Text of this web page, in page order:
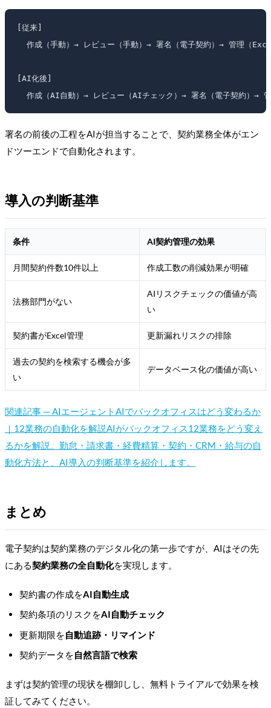
[従来]
作成（手動）→ レビュー（手動）→ 署名（電子契約）→ 管理（
[AI化後]
署名の前後の工程をAIが担当することで、契約業務全体がエン
ドツーエンドで自動化されます。
導入の判断基準
条件 AI契約管理の効果
月間契約件数10件以上 作成工数の削減効果が明確
法務部門がない
AIリスクチェックの価値が高
い
契約書がExcel管理 更新漏れリスクの排除
過去の契約を検索する機会が多
い
データベース化の価値が高い
関連記事 —AIエージェントAIでバックオフィスはどう変わるか
｜12業務の自動化を解説AIがバックオフィス12業務をどう変え
るかを解説。勤怠・請求書・経費精算・契約・CRM・給与の自
動化方法と、AI導入の判断基準を紹介します。
まとめ
電子契約は契約業務のデジタル化の第一歩ですが、AIはその先
にある契約業務の全自動化を実現します。
契約書の作成をAI自動生成
契約条項のリスクをAI自動チェック
更新期限を自動追跡・リマインド
契約データを自然言語で検索
まずは契約管理の現状を棚卸しし、無料トライアルで効果を検
証してみてください。